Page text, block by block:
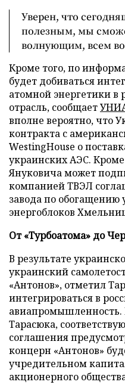
Уверен, что
полезным, мы
волнующим, всем
Кроме того, по
будет добиваться
атомной энергетики в
отрасль, сообщает
вполне вероятно, что
контракта с
WestingHouse о
украинских АЭС. Кроме
Януковича может
компанией ТВЭЛ
завода по обогащению
энергоблоков
От «Турбоатома» до
В результате
украинский
«Антонов», отметил
интегрироваться в
авиапромышленность.
Тарасюка,
соглашения
концерн «Антонов»
учредительном
акционерного